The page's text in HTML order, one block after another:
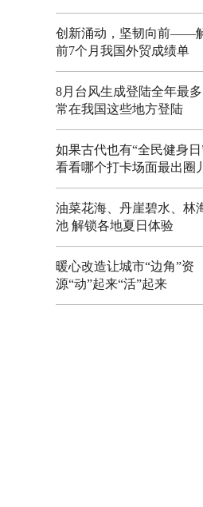
创新涌动，坚韧向前——
前7个月我国外贸成绩单
8月台风生成登陆全年最
常在我国这些地方登陆
如果古代也有“全民健身日
看看哪个打卡场面最出圈
油菜花海、丹崖碧水、林
池 解锁各地夏日体验
暖心改造让城市“边角”资
源“动”起来“活”起来